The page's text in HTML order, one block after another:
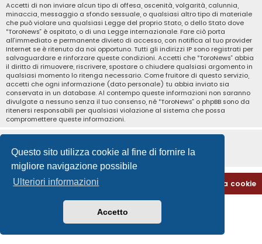
Questo sito utilizza cookie al fine di fornire la
migliore navigazione possibile
Ulteriori informazioni
Accetto
Accetti di non inviare alcun tipo di offesa, oscenità, volgarità, calunnia,
minaccia, messaggio a sfondo sessuale, o qualsiasi altro tipo di materiale
che può violare una qualsiasi Legge del proprio Stato, o dello Stato dove
“ToroNews” è ospitato, o di una Legge internazionale. Fare ciò porta
all’immediato e permanente divieto di accesso, con notifica al tuo provider
Internet se è ritenuto da noi opportuno. Tutti gli indirizzi IP sono registrati per
salvaguardare e rinforzare queste condizioni. Accetti che “ToroNews” abbia
il diritto di rimuovere, riscrivere, spostare o chiudere qualsiasi argomento in
qualsiasi momento lo ritenga necessario. Come fruitore di questo servizio,
accetti che ogni informazione (dato personale) tu abbia inviato sia
conservata in un database. Al contempo queste informazioni non saranno
divulgate a nessuno senza il tuo consenso, né “ToroNews” o phpBB sono da
ritenersi responsabili per qualsiasi violazione al sistema che possa
compromettere queste informazioni.
Home Indice Cancella cookie